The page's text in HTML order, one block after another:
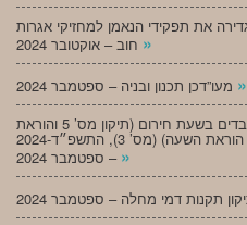
את תפקידי הנאמן למחזיקי אגרות
»
»
מעו”דכן יחסי עבודה – צו הגנה על עובדים בשעת חירום (תיקון מס’ 5 והוראת
שעה – חרבות ברזל) (הארכת תקופת הוראת השעה) (מס’ 3), התשפ״ד-2024
– ספטמבר 2024 »